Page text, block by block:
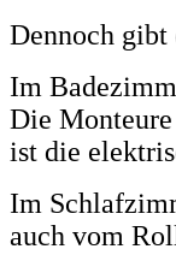
Dennoch gibt
Im
Die Monteure
ist die
Im
auch vom